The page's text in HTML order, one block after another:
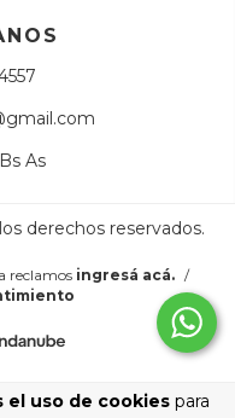
el uso de cookiespara
As
derechos reservados.
reclamos ingresá acá. /